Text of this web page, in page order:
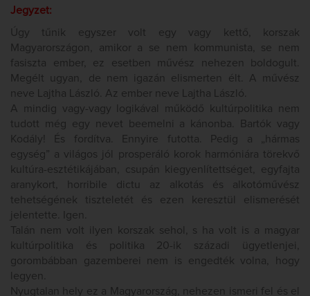
Jegyzet:
Úgy tűnik egyszer volt egy vagy kettő, korszak
Magyarországon, amikor a se nem kommunista, se nem
fasiszta ember, ez esetben művész nehezen boldogult.
Megélt ugyan, de nem igazán elismerten élt. A művész
neve Lajtha László. Az ember neve Lajtha László.
A mindig vagy-vagy logikával működő kultúrpolitika nem
tudott még egy nevet beemelni a kánonba. Bartók vagy
Kodály! És fordítva. Ennyire futotta. Pedig a „hármas
egység” a világos jól prosperáló korok harmóniára törekvő
kultúra-esztétikájában, csupán kiegyenlítettséget, egyfajta
aranykort, horribile dictu az alkotás és alkotóművész
tehetségének tiszteletét és ezen keresztül elismerését
jelentette. Igen.
Talán nem volt ilyen korszak sehol, s ha volt is a magyar
kultúrpolitika és politika 20-ik századi ügyetlenjei,
gorombábban gazemberei nem is engedték volna, hogy
legyen.
Nyugtalan hely ez a Magyarország, nehezen ismeri fel és el